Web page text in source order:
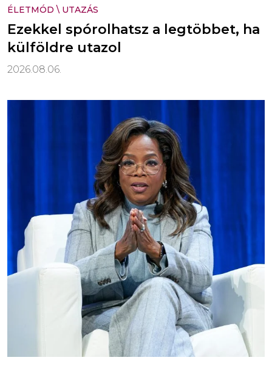
ÉLETMÓD \ UTAZÁS
Ezekkel spórolhatsz a legtöbbet, ha
külföldre utazol
2026.08.06.